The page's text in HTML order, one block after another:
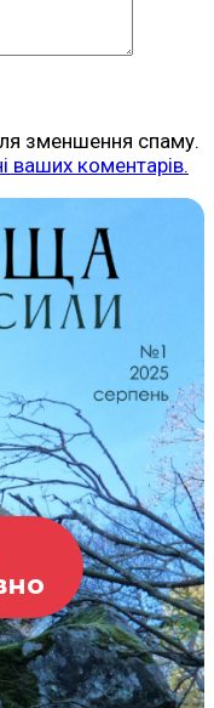
зменшення спаму.
ваших коментарів.